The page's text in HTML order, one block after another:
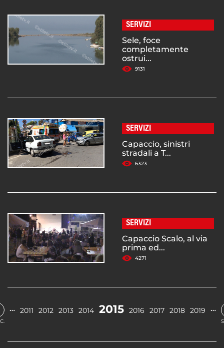
SERVIZI
Sele, foce
completamente
ostrui...
9131
SERVIZI
Capaccio, sinistri
stradali a T...
6323
SERVIZI
Capaccio Scalo, al via
prima ed...
4271
… 2011 2012 2013 2014 2015 2016 2017 2018 2019 …